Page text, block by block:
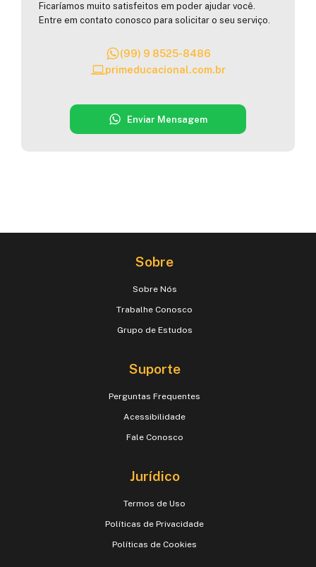
Ficaríamos muito satisfeitos em poder ajudar você.
Entre em contato conosco para solicitar o seu serviço.
(99) 9 8525-8486
primeducacional.com.br
Enviar Mensagem
Sobre
Sobre Nós
Trabalhe Conosco
Grupo de Estudos
Suporte
Perguntas Frequentes
Acessibilidade
Fale Conosco
Jurídico
Termos de Uso
Políticas de Privacidade
Políticas de Cookies